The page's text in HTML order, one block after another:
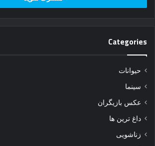
ا
ی
و
د
ا
ر
Categories
حیوانات
سینما
عکس بازیگران
داغ ترین ها
زناشویی